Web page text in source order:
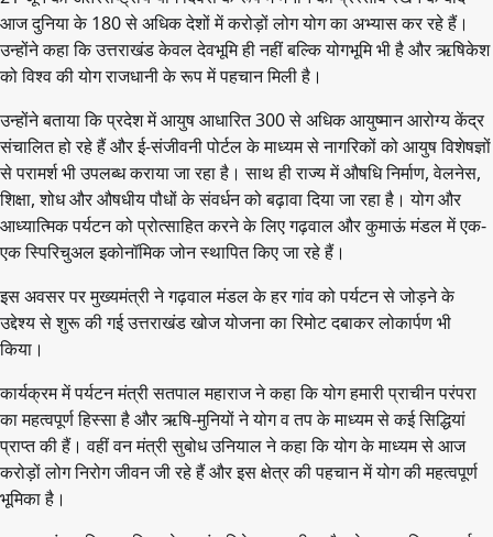
आज दुनिया के 180 से अधिक देशों में करोड़ों लोग योग का अभ्यास कर रहे हैं।
उन्होंने कहा कि उत्तराखंड केवल देवभूमि ही नहीं बल्कि योगभूमि भी है और ऋषिकेश
को विश्व की योग राजधानी के रूप में पहचान मिली है।
उन्होंने बताया कि प्रदेश में आयुष आधारित 300 से अधिक आयुष्मान आरोग्य केंद्र
संचालित हो रहे हैं और ई-संजीवनी पोर्टल के माध्यम से नागरिकों को आयुष विशेषज्ञों
से परामर्श भी उपलब्ध कराया जा रहा है। साथ ही राज्य में औषधि निर्माण, वेलनेस,
शिक्षा, शोध और औषधीय पौधों के संवर्धन को बढ़ावा दिया जा रहा है। योग और
आध्यात्मिक पर्यटन को प्रोत्साहित करने के लिए गढ़वाल और कुमाऊं मंडल में एक-
एक स्पिरिचुअल इकोनॉमिक जोन स्थापित किए जा रहे हैं।
इस अवसर पर मुख्यमंत्री ने गढ़वाल मंडल के हर गांव को पर्यटन से जोड़ने के
उद्देश्य से शुरू की गई उत्तराखंड खोज योजना का रिमोट दबाकर लोकार्पण भी
किया।
कार्यक्रम में पर्यटन मंत्री सतपाल महाराज ने कहा कि योग हमारी प्राचीन परंपरा
का महत्वपूर्ण हिस्सा है और ऋषि-मुनियों ने योग व तप के माध्यम से कई सिद्धियां
प्राप्त की हैं। वहीं वन मंत्री सुबोध उनियाल ने कहा कि योग के माध्यम से आज
करोड़ों लोग निरोग जीवन जी रहे हैं और इस क्षेत्र की पहचान में योग की महत्वपूर्ण
भूमिका है।